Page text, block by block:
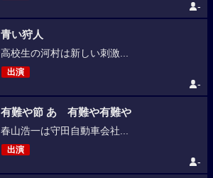
-
青い狩人
高校生の河村は新しい刺激...
出演
-
有難や節 あゝ有難や有難や
春山浩一は守田自動車会社...
出演
-